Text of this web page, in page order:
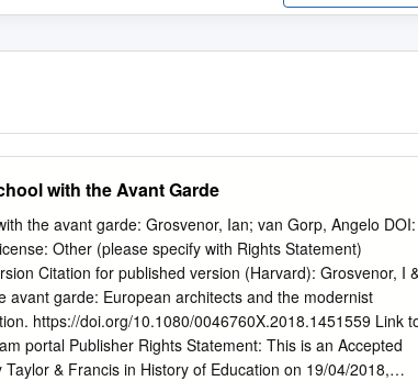
with the Avant Garde
the avant garde: Grosvenor, Ian; van Gorp, Angelo DOI:
Other (please specify with Rights Statement)
Citation for published version (Harvard): Grosvenor, I
avant garde: European architects and the modernist
https://doi.org/10.1080/0046760X.2018.1451559 Link
portal Publisher Rights Statement: This is an Accepted
& Francis in History of Education on 19/04/2018,